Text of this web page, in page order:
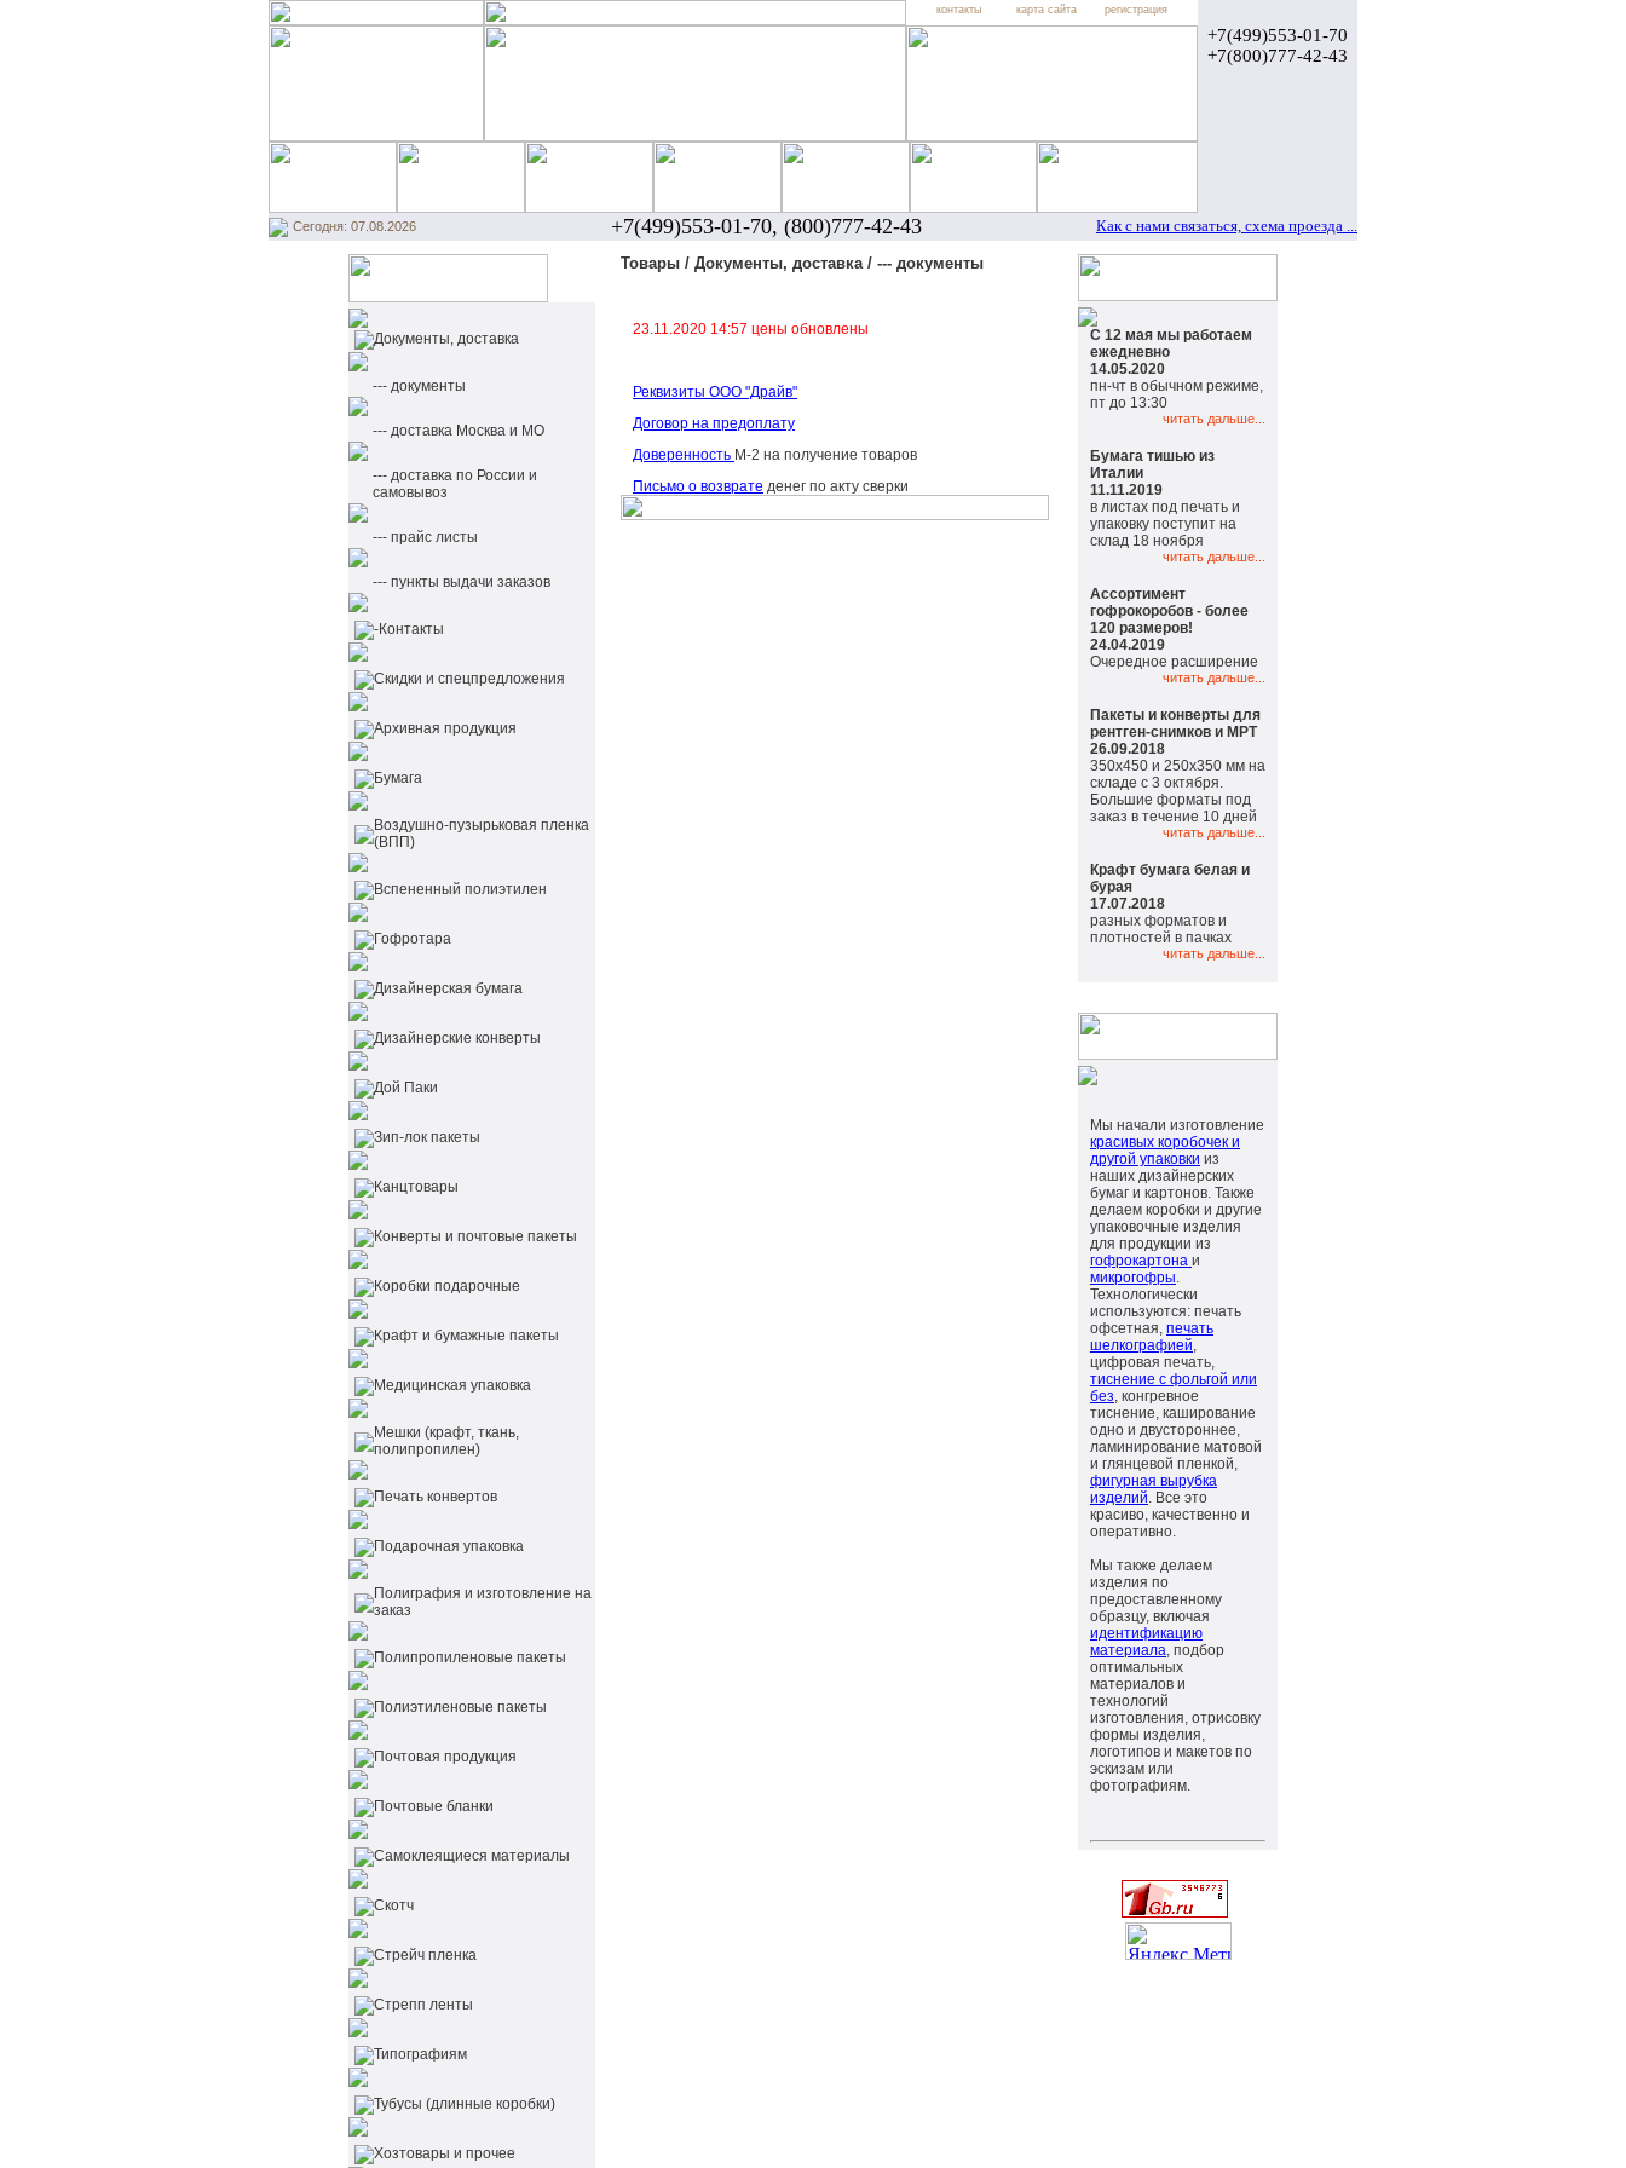
контакты карта сайта регистрация
+7(499)553-01-70
+7(800)777-42-43
Сегодня: 07.08.2026 +7(499)553-01-70, (800)777-42-43 Как с нами связаться, схема проезда ...
Документы, доставка
--- документы
--- доставка Москва и МО
--- доставка по России и
самовывоз
--- прайс листы
--- пункты выдачи заказов
-Контакты
Cкидки и спецпредложения
Архивная продукция
Бумага
Воздушно-пузырьковая пленка
(ВПП)
Вспененный полиэтилен
Гофротара
Дизайнерская бумага
Дизайнерские конверты
Дой Паки
Зип-лок пакеты
Канцтовары
Конверты и почтовые пакеты
Коробки подарочные
Крафт и бумажные пакеты
Медицинская упаковка
Мешки (крафт, ткань,
полипропилен)
Печать конвертов
Подарочная упаковка
Полиграфия и изготовление на
заказ
Полипропиленовые пакеты
Полиэтиленовые пакеты
Почтовая продукция
Почтовые бланки
Самоклеящиеся материалы
Скотч
Стрейч пленка
Стрепп ленты
Типографиям
Тубусы (длинные коробки)
Хозтовары и прочее
Товары / Документы, доставка / --- документы
23.11.2020 14:57 цены обновлены
Реквизиты ООО "Драйв"
Договор на предоплату
Доверенность М-2 на получение товаров
Письмо о возврате денег по акту сверки
С 12 мая мы работаем
ежедневно
14.05.2020
пн-чт в обычном режиме,
пт до 13:30
читать дальше...
Бумага тишью из
Италии
11.11.2019
в листах под печать и
упаковку поступит на
склад 18 ноября
читать дальше...
Ассортимент
гофрокоробов - более
120 размеров!
24.04.2019
Очередное расширение
читать дальше...
Пакеты и конверты для
рентген-снимков и МРТ
26.09.2018
350х450 и 250х350 мм на
складе с 3 октября.
Большие форматы под
заказ в течение 10 дней
читать дальше...
Крафт бумага белая и
бурая
17.07.2018
разных форматов и
плотностей в пачках
читать дальше...
Мы начали изготовление
красивых коробочек и
другой упаковки из
наших дизайнерских
бумаг и картонов. Также
делаем коробки и другие
упаковочные изделия
для продукции из
гофрокартона и
микрогофры.
Технологически
используются: печать
офсетная, печать
шелкографией,
цифровая печать,
тиснение с фольгой или
без, конгревное
тиснение, каширование
одно и двустороннее,
ламинирование матовой
и глянцевой пленкой,
фигурная вырубка
изделий. Все это
красиво, качественно и
оперативно.
Мы также делаем
изделия по
предоставленному
образцу, включая
идентификацию
материала, подбор
оптимальных
материалов и
технологий
изготовления, отрисовку
формы изделия,
логотипов и макетов по
эскизам или
фотографиям.